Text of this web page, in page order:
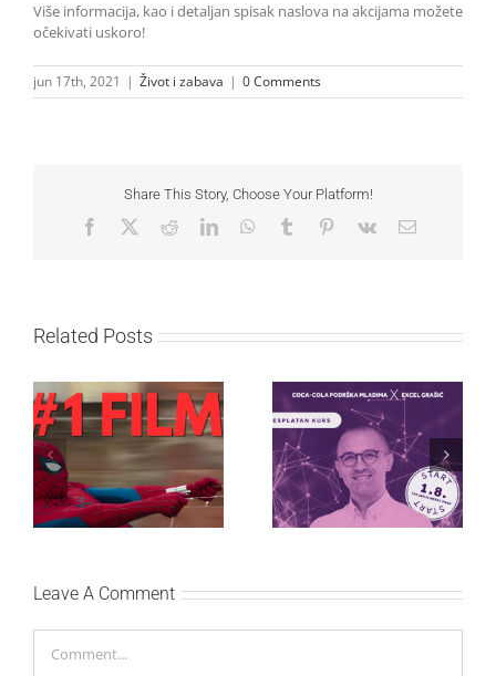
Više informacija, kao i detaljan spisak naslova na akcijama možete
očekivati uskoro!
jun 17th, 2021 | Život i zabava | 0 Comments
Share This Story, Choose Your Platform!
Facebook RedditLinkedInWhatsApp
Tumblr Pinterest
Vk Email
Related Posts
Najuspešnije otvaranje
studijskog filma u Srbiji:
Spajdermen: Novi dan
oborio rekord već prvog
vikenda
Priključi se besplatnoj
regionalnoj AI edukaciji
i nauči kako da
veštačku inteligenciju
primeniš u praksi
Leave A Comment